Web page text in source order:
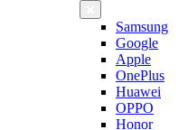
Samsung
Google
Apple
OnePlus
Huawei
OPPO
Honor